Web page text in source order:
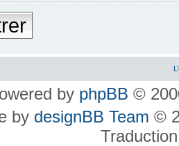
by phpBB ©
by designBB Team ©